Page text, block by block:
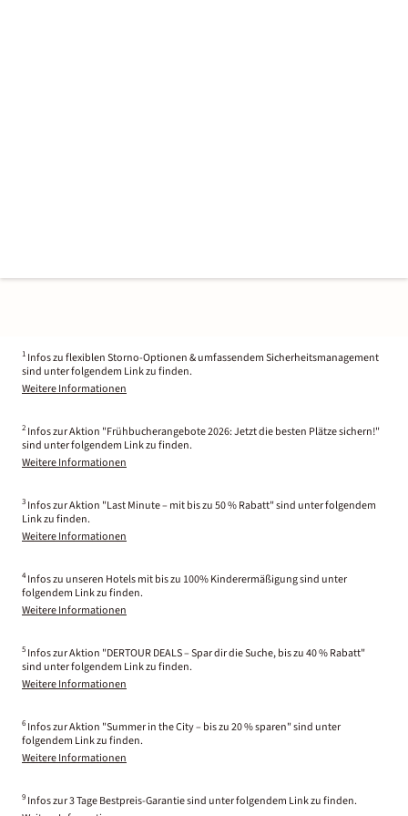
1 Infos zu flexiblen Storno-Optionen & umfassendem Sicherheitsmanagement
sind unter folgendem Link zu finden.
Weitere Informationen
2 Infos zur Aktion "Frühbucherangebote 2026: Jetzt die besten Plätze sichern!"
sind unter folgendem Link zu finden.
Weitere Informationen
3 Infos zur Aktion "Last Minute – mit bis zu 50 % Rabatt" sind unter folgendem
Link zu finden.
Weitere Informationen
4 Infos zu unseren Hotels mit bis zu 100% Kinderermäßigung sind unter
folgendem Link zu finden.
Weitere Informationen
5 Infos zur Aktion "DERTOUR DEALS – Spar dir die Suche, bis zu 40 % Rabatt"
sind unter folgendem Link zu finden.
Weitere Informationen
6 Infos zur Aktion "Summer in the City – bis zu 20 % sparen" sind unter
folgendem Link zu finden.
Weitere Informationen
9 Infos zur 3 Tage Bestpreis-Garantie sind unter folgendem Link zu finden.